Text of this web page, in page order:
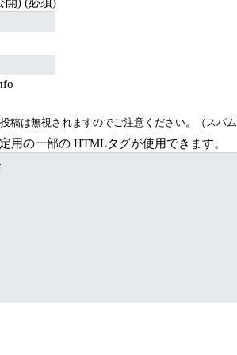
稿は無視されますのでご注意ください。（スパ
用の一部の HTMLタグが使用できます。